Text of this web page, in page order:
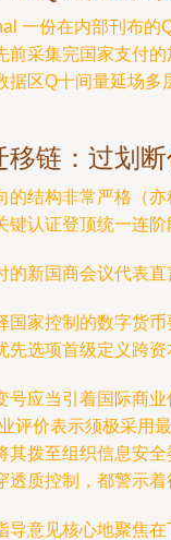
一份在内部刊布
采集完国家支付的
据区Q十间量延场
移链：过划
的结构非常严格（
键认证登顶统一连
的新国商会议代表
国家控制的数字货
先选项首级定义跨
号应当引着国际商
评价表示须极采用
其拨至组织信息安
透质控制，都警示着
导意见核心地聚焦